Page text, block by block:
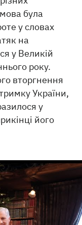
була
у словах
на
у Великій
року.
вторгнення
України,
у
його